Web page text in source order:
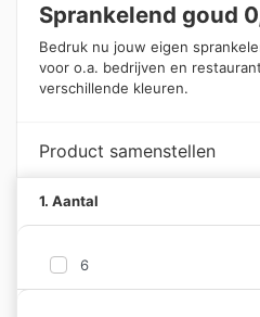
Sprankelend goud
Bedruk nu jouw eigen
voor o.a. bedrijven en
verschillende kleuren.
Product samenstellen
1. Aantal
6